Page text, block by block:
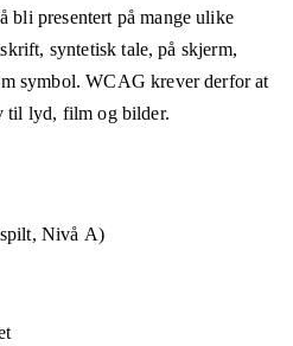
bli presentert på mange ulike
syntetisk tale, på skjerm,
symbol. WCAG krever derfor at
til lyd, film og bilder.
Nivå A)